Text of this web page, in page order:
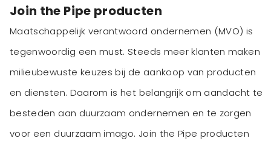
Join the Pipe producten
Maatschappelijk verantwoord ondernemen (MVO) is
tegenwoordig een must. Steeds meer klanten maken
milieubewuste keuzes bij de aankoop van producten
en diensten. Daarom is het belangrijk om aandacht te
besteden aan duurzaam ondernemen en te zorgen
voor een duurzaam imago. Join the Pipe producten